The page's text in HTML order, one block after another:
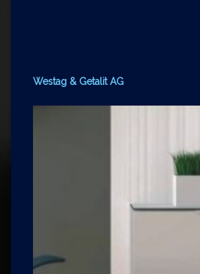
Westag & Getalit AG